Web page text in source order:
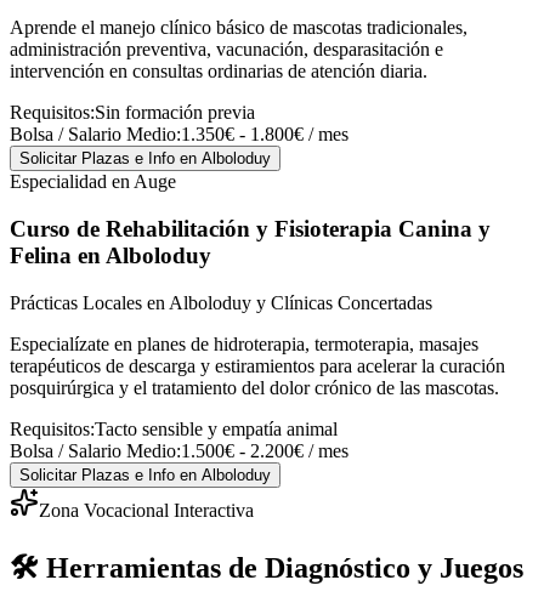
Aprende el manejo clínico básico de mascotas tradicionales,
administración preventiva, vacunación, desparasitación e
intervención en consultas ordinarias de atención diaria.
Requisitos:Sin formación previa
Bolsa / Salario Medio:1.350€ - 1.800€ / mes
Solicitar Plazas e Info en Alboloduy
Especialidad en Auge
Curso de Rehabilitación y Fisioterapia Canina y
Felina en Alboloduy
Prácticas Locales en Alboloduy y Clínicas Concertadas
Especialízate en planes de hidroterapia, termoterapia, masajes
terapéuticos de descarga y estiramientos para acelerar la curación
posquirúrgica y el tratamiento del dolor crónico de las mascotas.
Requisitos:Tacto sensible y empatía animal
Bolsa / Salario Medio:1.500€ - 2.200€ / mes
Solicitar Plazas e Info en Alboloduy
Zona Vocacional Interactiva
🛠️ Herramientas de Diagnóstico y Juegos